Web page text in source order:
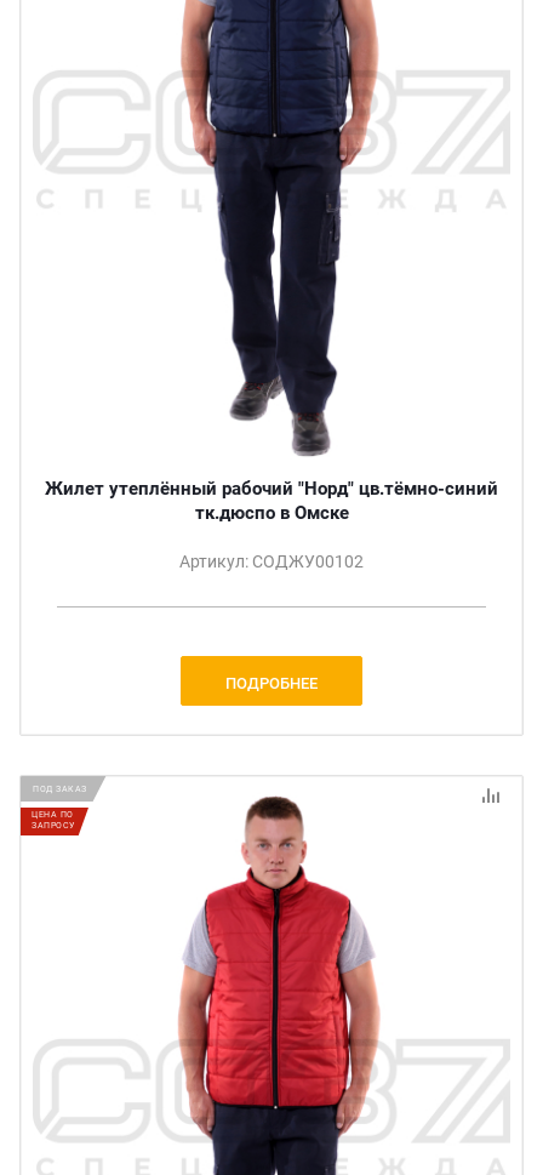
Жилет утеплённый рабочий "Норд" цв.тёмно-синий
тк.дюспо в Омске
Артикул: СОДЖУ00102
ПОДРОБНЕЕ
ПОД ЗАКАЗ
ЦЕНА ПО
ЗАПРОСУ